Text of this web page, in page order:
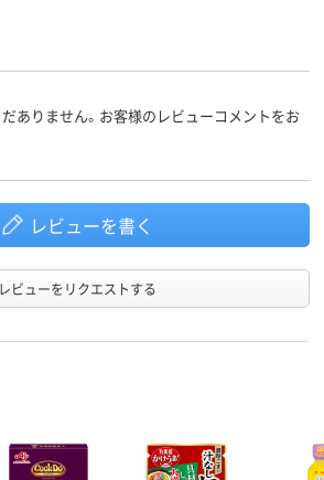
ありません。お客様のレビューコメントをお
レビューを書く
レビューをリクエストする